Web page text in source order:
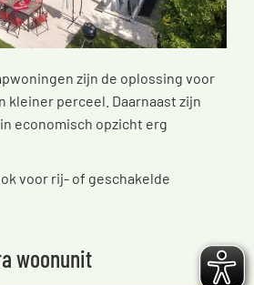
zijn de oplossing voor
kleiner perceel. Daarnaast zijn
economisch opzicht erg
voor rij- of geschakelde
woonunit